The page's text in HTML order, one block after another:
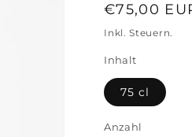
Normaler
Preis
€75,00
Inkl. Steuern.
Inhalt
75 cl
Anzahl